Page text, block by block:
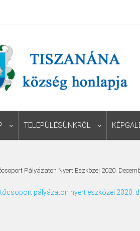
TELEPÜLÉSÜNKRŐL
Pályázaton Nyert Eszközei 2020.
pályázaton nyert eszközei 2020.